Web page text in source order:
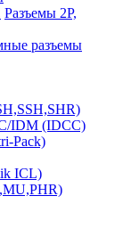
Разъемы 2Р,
разъемы
IDM (IDCC)
Pack)
ICL)